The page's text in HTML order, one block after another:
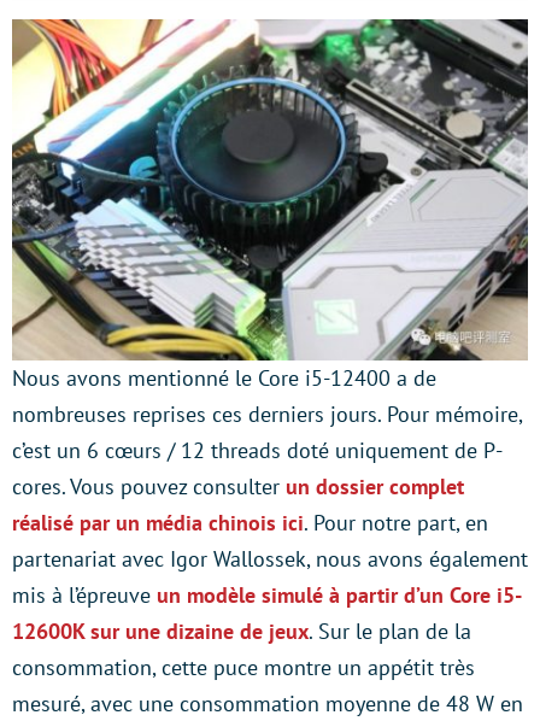
Nous avons mentionné le Core i5-12400 a de
nombreuses reprises ces derniers jours. Pour mémoire,
c’est un 6 cœurs / 12 threads doté uniquement de P-
cores. Vous pouvez consulter un dossier complet
réalisé par un média chinois ici. Pour notre part, en
partenariat avec Igor Wallossek, nous avons également
mis à l’épreuve un modèle simulé à partir d’un Core i5-
12600K sur une dizaine de jeux. Sur le plan de la
consommation, cette puce montre un appétit très
mesuré, avec une consommation moyenne de 48 W en